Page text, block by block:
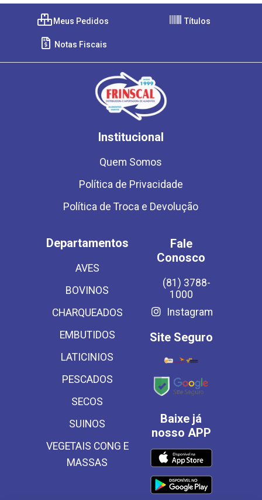
Meus Pedidos Títulos
Notas Fiscais
Institucional
Quem Somos
Política de Privacidade
Política de Troca e Devolução
Departamentos
AVES
BOVINOS
CHARQUEADOS
EMBUTIDOS
LATICINIOS
PESCADOS
SECOS
SUINOS
VEGETAIS CONG E
MASSAS
Fale
Conosco
(81) 3788-
1000
Instagram
Site Seguro
Baixe já
nosso APP